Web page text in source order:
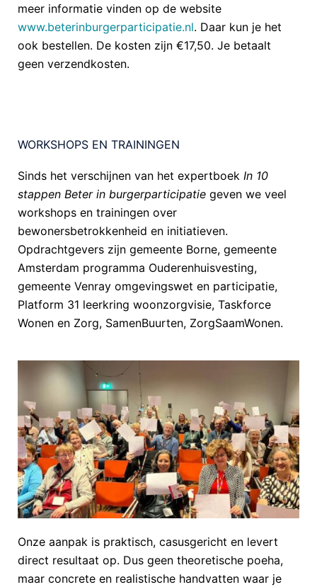
meer informatie vinden op de website
www.beterinburgerparticipatie.nl. Daar kun je het
ook bestellen. De kosten zijn €17,50. Je betaalt
geen verzendkosten.
WORKSHOPS EN TRAININGEN
Sinds het verschijnen van het expertboek In 10
stappen Beter in burgerparticipatie geven we veel
workshops en trainingen over
bewonersbetrokkenheid en initiatieven.
Opdrachtgevers zijn gemeente Borne, gemeente
Amsterdam programma Ouderenhuisvesting,
gemeente Venray omgevingswet en participatie,
Platform 31 leerkring woonzorgvisie, Taskforce
Wonen en Zorg, SamenBuurten, ZorgSaamWonen.
Onze aanpak is praktisch, casusgericht en levert
direct resultaat op. Dus geen theoretische poeha,
maar concrete en realistische handvatten waar je